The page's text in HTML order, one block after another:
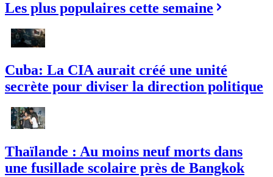
Les plus populaires cette semaine
Cuba: La CIA aurait créé une unité
secrète pour diviser la direction politique
Thaïlande : Au moins neuf morts dans
une fusillade scolaire près de Bangkok